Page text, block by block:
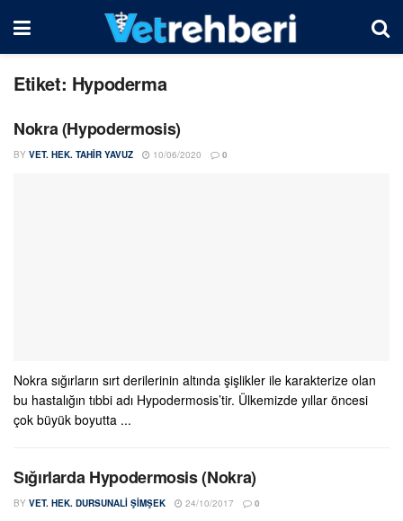
Etiket: Hypoderma
Nokra (Hypodermosis)
BY VET. HEK. TAHIR YAVUZ 10/06/2020 0
Nokra sığırların sırt derilerinin altında şişlikler ile karakterize olan
bu hastalığın tıbbi adı Hypodermosis’tir. Ülkemizde yıllar öncesi
çok büyük boyutta ...
Sığırlarda Hypodermosis (Nokra)
BY VET. HEK. DURSUNALI ŞIMŞEK 24/10/2017 0